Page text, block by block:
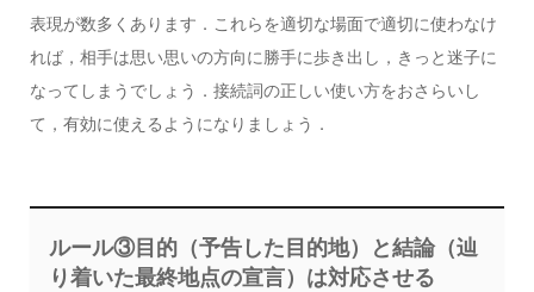
表現が数多くあります．これらを適切な場面で適切に使わなけ
れば，相手は思い思いの方向に勝手に歩き出し，きっと迷子に
なってしまうでしょう．接続詞の正しい使い方をおさらいし
て，有効に使えるようになりましょう．
ルール③目的（予告した目的地）と結論（辿
り着いた最終地点の宣言）は対応させる